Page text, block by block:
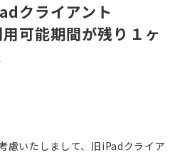
クライアント
可能期間が残り１ヶ
慮いたしまして、旧iPadクライア